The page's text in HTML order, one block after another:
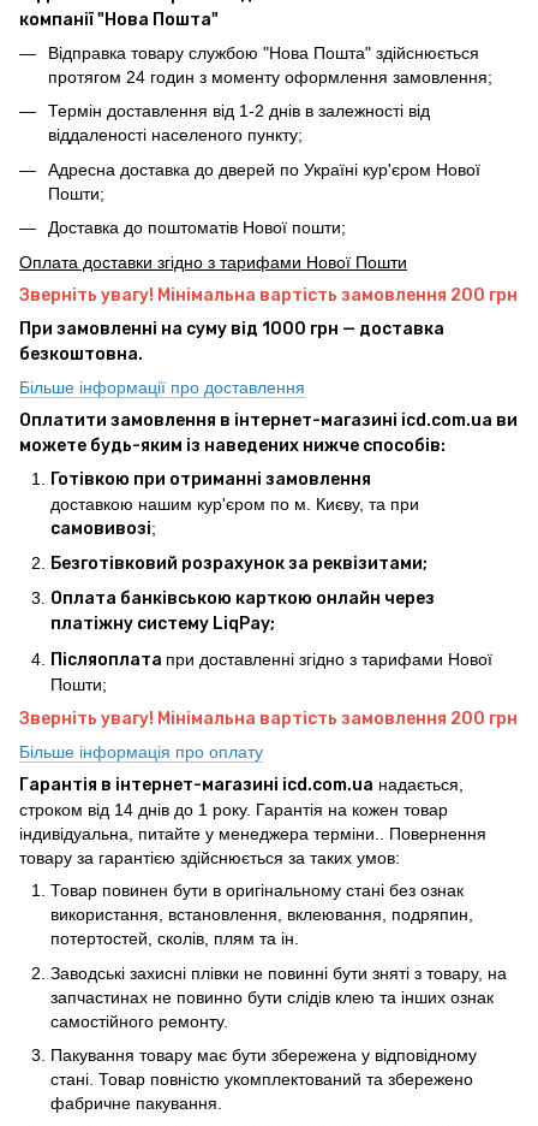
компанії "Нова Пошта"
Відправка товару службою "Нова Пошта" здійснюється
протягом 24 годин з моменту оформлення замовлення;
Термін доставлення від 1-2 днів в залежності від
віддаленості населеного пункту;
Адресна доставка до дверей по Україні кур'єром Нової
Пошти;
Доставка до поштоматів Нової пошти;
Оплата доставки згідно з тарифами Нової Пошти
Зверніть увагу! Мінімальна вартість замовлення 200 грн
При замовленні на суму від 1000 грн — доставка
безкоштовна.
Більше інформації про доставлення
Оплатити замовлення в інтернет-магазині icd.com.ua ви
можете будь-яким із наведених нижче способів:
Готівкою при отриманні замовлення
доставкою нашим кур'єром по м. Києву, та при
самовивозі;
Безготівковий розрахунок за реквізитами;
Оплата банківською карткою онлайн через
платіжну систему LiqPay;
Післяоплата при доставленні згідно з тарифами Нової
Пошти;
Зверніть увагу! Мінімальна вартість замовлення 200 грн
Більше інформація про оплату
Гарантія в інтернет-магазині icd.com.ua надається,
строком від 14 днів до 1 року. Гарантія на кожен товар
індивідуальна, питайте у менеджера терміни.. Повернення
товару за гарантією здійснюється за таких умов:
Товар повинен бути в оригінальному стані без ознак
використання, встановлення, вклеювання, подряпин,
потертостей, сколів, плям та ін.
Заводські захисні плівки не повинні бути зняті з товару, на
запчастинах не повинно бути слідів клею та інших ознак
самостійного ремонту.
Пакування товару має бути збережена у відповідному
стані. Товар повністю укомплектований та збережено
фабричне пакування.